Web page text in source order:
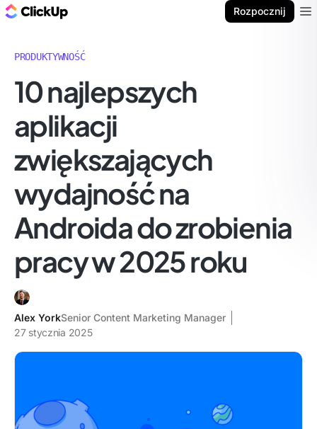
Rozpocznij
PRODUKTYWNOŚĆ
10 najlepszych
aplikacji
zwiększających
wydajność na
Androida do zrobienia
pracy w 2025 roku
Alex YorkSenior Content Marketing Manager
27 stycznia 2025